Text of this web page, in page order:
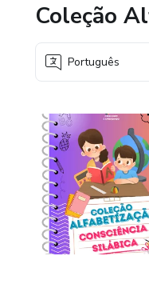
Coleção
Português